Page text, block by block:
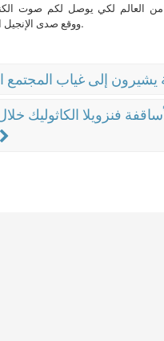
العالم لكي يوصل لكم صوت
ووقع صدى الإنجيل الحي.
يشيرون إلى غياب المجتمع
فنزويلا الكاثوليك